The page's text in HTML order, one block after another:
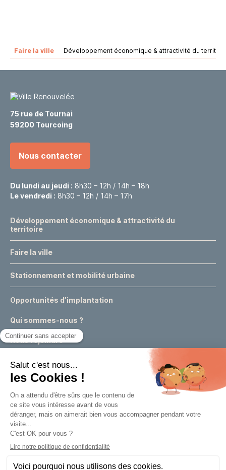
Faire la ville Développement économique & attractivité du
75 rue de Tournai
59200 Tourcoing
Nous contacter
Du lundi au jeudi : 8h30 – 12h / 14h – 18h
Le vendredi : 8h30 – 12h / 14h – 17h
Développement économique & attractivité du
territoire
Faire la ville
Stationnement et mobilité urbaine
Opportunités d’implantation
Qui sommes-nous ?
Nous rejoindre
Actualités
Événements
Expertises & conseils urbains
Appels à projets